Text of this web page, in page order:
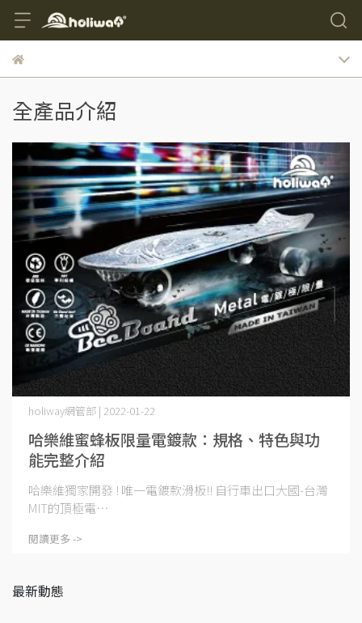
全產品介紹
哈樂維蜜蜂板限量電鍍款：規格、特色與功
能完整介紹
holiway網管部 | 2022-01-22
哈樂維獨家開發 ! 唯一電鍍款滑板!! 自行車出口大國-台灣
MIT的頂極電⋯
閱讀更多 ->
最新動態